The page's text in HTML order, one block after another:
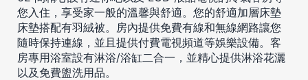
您入住，享受家一般的溫馨與舒適。您的舒適加層床墊
床墊搭配有羽絨被。房內提供免費有線和無線網路讓您
隨時保持連線，並且提供付費電視頻道等娛樂設備。客
房專用浴室設有淋浴/浴缸二合一，並精心提供淋浴花灑
以及免費盥洗用品。